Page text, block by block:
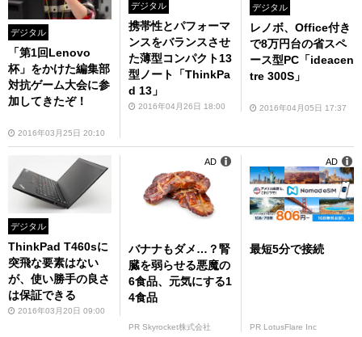
デジタル
「第1回Lenovo
杯」をかけた編集部
対抗ゲーム大会に参
加してきたぞ！
2016年03月25日 20:10
デジタル
携帯性とパフォーマ
ンスをバランスさせ
た薄型コンパクト13
型ノート「ThinkPa
d 13」
2016年04月26日 18:00
デジタル
レノボ、Office付き
で8万円台の省スペ
ース型PC「ideacen
tre 300S」
2016年04月05日 17:37
デジタル
ThinkPad T460sに
突飛な要素はない
が、使い勝手の良さ
は保証できる
2016年03月20日 09:00
バナナもダメ…？腎
臓を弱らせる悪魔の
6食品、元気にする1
4食品
PR Skyrocket株式会社
AD
最短5分で接続
PR LotusFlare Inc
AD